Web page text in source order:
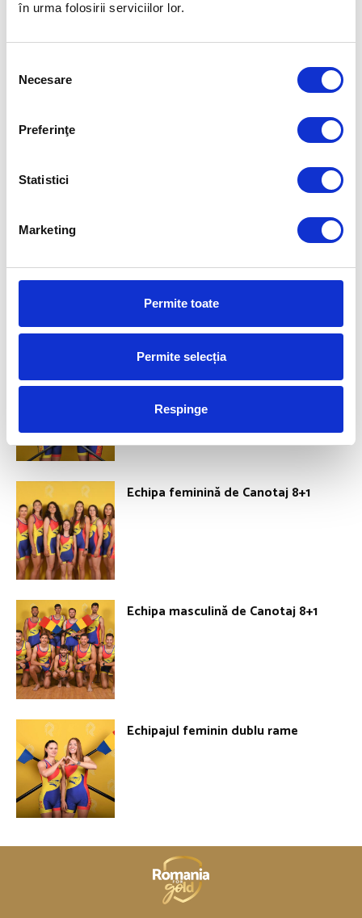
în urma folosirii serviciilor lor.
consimțământului
Necesare
Preferinţe
Statistici
Marketing
Permite toate
Permite selecția
Respinge
vâsle
vâsle
Echipa feminină de Canotaj 8+1
Echipa masculină de Canotaj 8+1
Echipajul feminin dublu rame